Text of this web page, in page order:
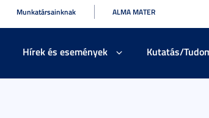
Munkatársainknak ALMA MATER
Hírek és események Kutatás/